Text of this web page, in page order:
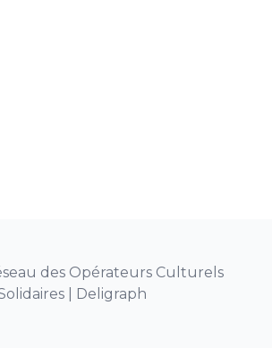
des Opérateurs Culturels
| Deligraph